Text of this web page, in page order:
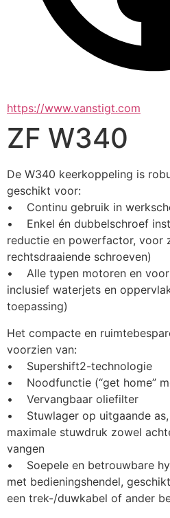
https://www.vanstigt.com
ZF W340
De W340 keerkoppeling is
geschikt voor:
•    Continu gebruik in
•    Enkel én dubbelschroef
reductie en powerfactor, voor
rechtsdraaiende schroeven)
•    Alle typen motoren en
inclusief waterjets en
toepassing)
Het compacte en
voorzien van:
•    Supershift2-technologie
•    Noodfunctie (“get home”
•    Vervangbaar oliefilter
•    Stuwlager op uitgaande
maximale stuwdruk zowel
vangen
•    Soepele en betrouwbare
met bedieningshendel,
een trek-/duwkabel of ander